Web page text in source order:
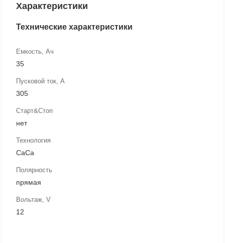
Характеристики
Технические характеристики
Емкость, Ач
35
Пусковой ток, А
305
Старт&Стоп
нет
Технология
CaCa
Полярность
прямая
Вольтаж, V
12